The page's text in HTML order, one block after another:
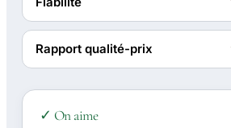
Rapport qualité-prix
✓ On aime